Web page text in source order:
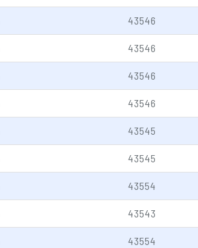
43546
43546
43546
43546
43545
43545
43554
43543
43554